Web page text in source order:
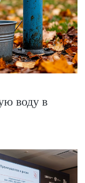
воду в